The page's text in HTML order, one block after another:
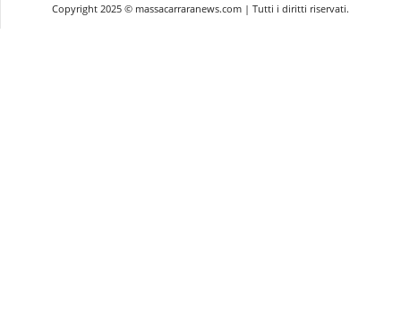
Copyright 2025 © massacarraranews.com | Tutti i diritti riservati.